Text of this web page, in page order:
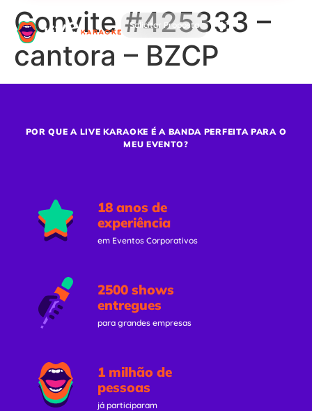
Solicitar Proposta
Convite #425333 –
cantora – BZCP
POR QUE A LIVE KARAOKE É A BANDA PERFEITA PARA O
MEU EVENTO?
18 anos de
experiência
em Eventos Corporativos
2500 shows
entregues
para grandes empresas
1 milhão de
pessoas
já participaram